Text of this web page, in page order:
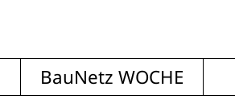
BauNetz WOCHE